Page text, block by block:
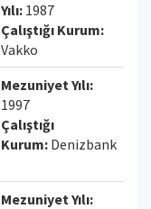
Yılı: 1987
Çalıştığı Kurum:
Vakko
Mezuniyet Yılı:
1997
Çalıştığı
Kurum: Denizbank
Mezuniyet Yılı: